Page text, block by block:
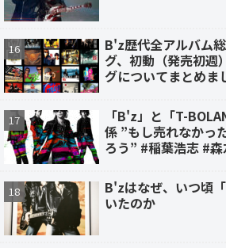
B'z歴代全アルバム
グ、初動（発売初週
グについてまとめま
「B'z」と「T-
係 ”もし売れなかっ
ろう” #稲葉浩志 #
B'zはなぜ、いつ頃
いたのか